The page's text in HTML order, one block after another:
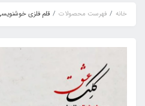
خانه فهرست محصولات قلم فلزی خوشنویسی